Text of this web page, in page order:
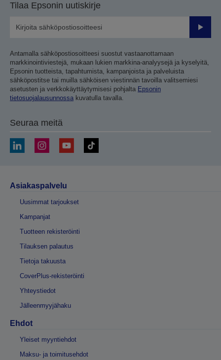
Tilaa Epsonin uutiskirje
Lähetä
Antamalla sähköpostiosoitteesi suostut vastaanottamaan
markkinointiviestejä, mukaan lukien markkina-analyysejä ja kyselyitä,
Epsonin tuotteista, tapahtumista, kampanjoista ja palveluista
sähköpostitse tai muilla sähköisen viestinnän tavoilla valitsemiesi
asetusten ja verkkokäyttäytymisesi pohjalta Epsonin
tietosuojalausunnossa kuvatulla tavalla.
Seuraa meitä
Asiakaspalvelu
Uusimmat tarjoukset
Kampanjat
Tuotteen rekisteröinti
Tilauksen palautus
Tietoja takuusta
CoverPlus-rekisteröinti
Yhteystiedot
Jälleenmyyjähaku
Ehdot
Yleiset myyntiehdot
Maksu- ja toimitusehdot